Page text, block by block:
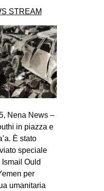
STREAM
Nena News –
in piazza e
È stato
speciale
Ould
per
umanitaria